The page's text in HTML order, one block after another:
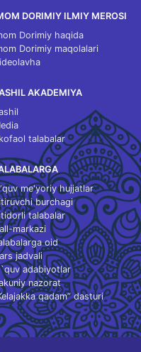
DORIMIY ILMIY MEROSI
Dorimiy haqida
Dorimiy maqolalari
AKADEMIYA
talabalar
me'yoriy hujjatlar
burchagi
talabalar
markazi
oid
jadvali
adabiyotlar
nazorat
qadam” dasturi